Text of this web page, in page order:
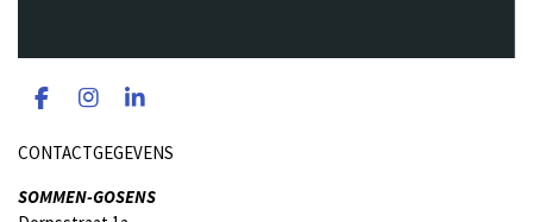
F
c
b
I
s
a
L
n
e
CONTACTGEGEVENS
SOMMEN-GOSENS